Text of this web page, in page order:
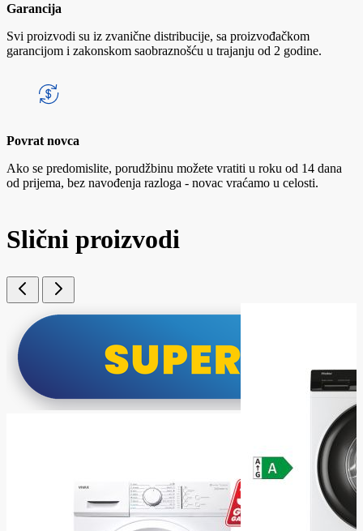
Garancija
Svi proizvodi su iz zvanične distribucije, sa proizvođačkom
garancijom i zakonskom saobraznošću u trajanju od 2 godine.
Povrat novca
Ako se predomislite, porudžbinu možete vratiti u roku od 14 dana
od prijema, bez navođenja razloga - novac vraćamo u celosti.
Slični proizvodi